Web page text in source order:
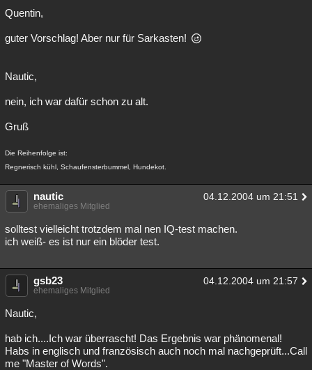
Quentin,
guter Vorschlag! Aber nur für Sarkasten!
Nautic,
nein, ich war dafür schon zu alt.
Gruß
Die Reihenfolge ist:
Regnerisch kühl, Schaufensterbummel, Hundekot.
nautic 04.12.2004 um 21:51
ehemaliges Mitglied
solltest vielleicht trotzdem mal nen IQ-test machen.
ich weiß- es ist nur ein blöder test.
gsb23 04.12.2004 um 21:57
ehemaliges Mitglied
Nautic,
hab ich....Ich war überrascht! Das Ergebnis war phänomenal!
Habs in englisch und französisch auch noch mal nachgeprüft...Call
me "Master of Words".